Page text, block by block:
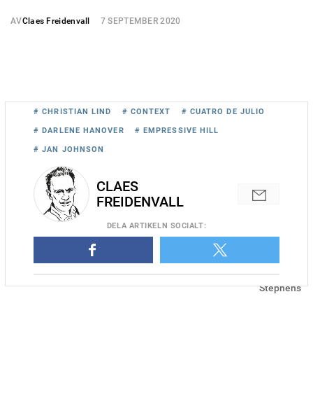
AVClaes Freidenvall 7 SEPTEMBER 2020
Cuatro de Julio vann på 1.09,5 på Red Mile igår. Foto: Amanda
Stephens
# CHRISTIAN LIND # CONTEXT # CUATRO DE JULIO
# DARLENE HANOVER # EMPRESSIVE HILL
# JAN JOHNSON
CLAES
FREIDENVALL
DELA ARTIKELN SOCIALT: